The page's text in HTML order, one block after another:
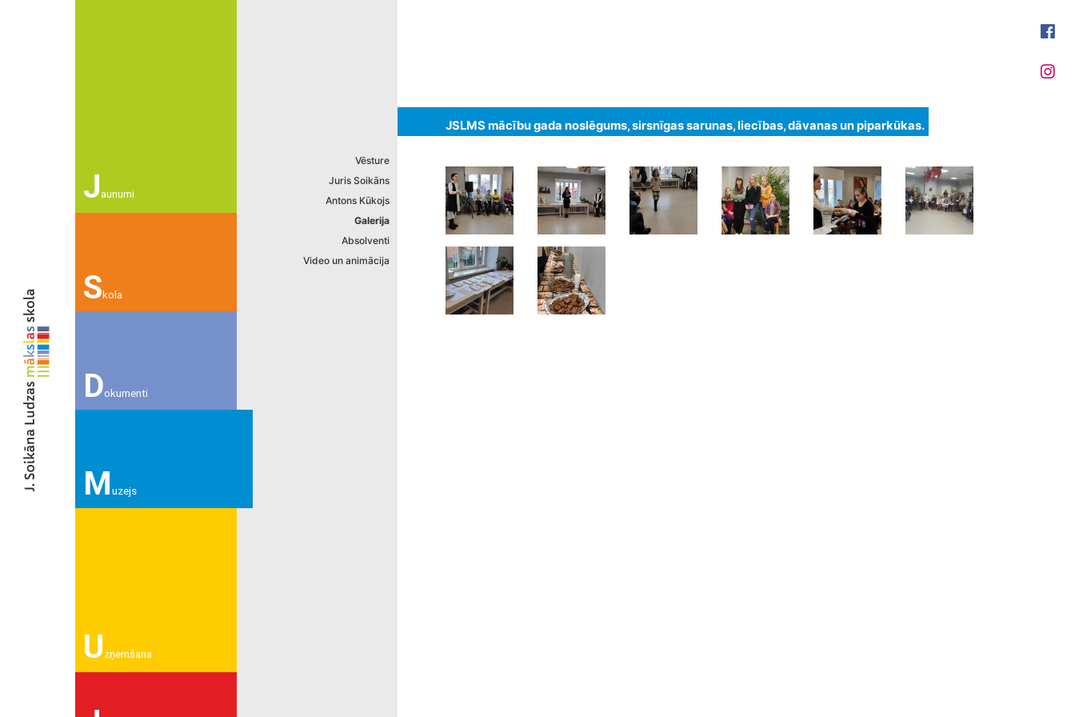
Jaunumi
Skola
Dokumenti
Muzejs
Vēsture
Juris Soikāns
Antons Kūkojs
Galerija
Absolventi
Video un animācija
U zņemšana
JSLMS mācību gada noslēgums, sirsnīgas sarunas, liecības, dāvanas un piparkūkas.